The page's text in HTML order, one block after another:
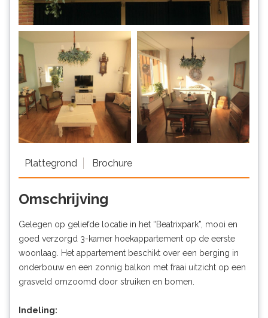
Plattegrond Brochure
Omschrijving
Gelegen op geliefde locatie in het “Beatrixpark”, mooi en
goed verzorgd 3-kamer hoekappartement op de eerste
woonlaag. Het appartement beschikt over een berging in
onderbouw en een zonnig balkon met fraai uitzicht op een
grasveld omzoomd door struiken en bomen.
Indeling: